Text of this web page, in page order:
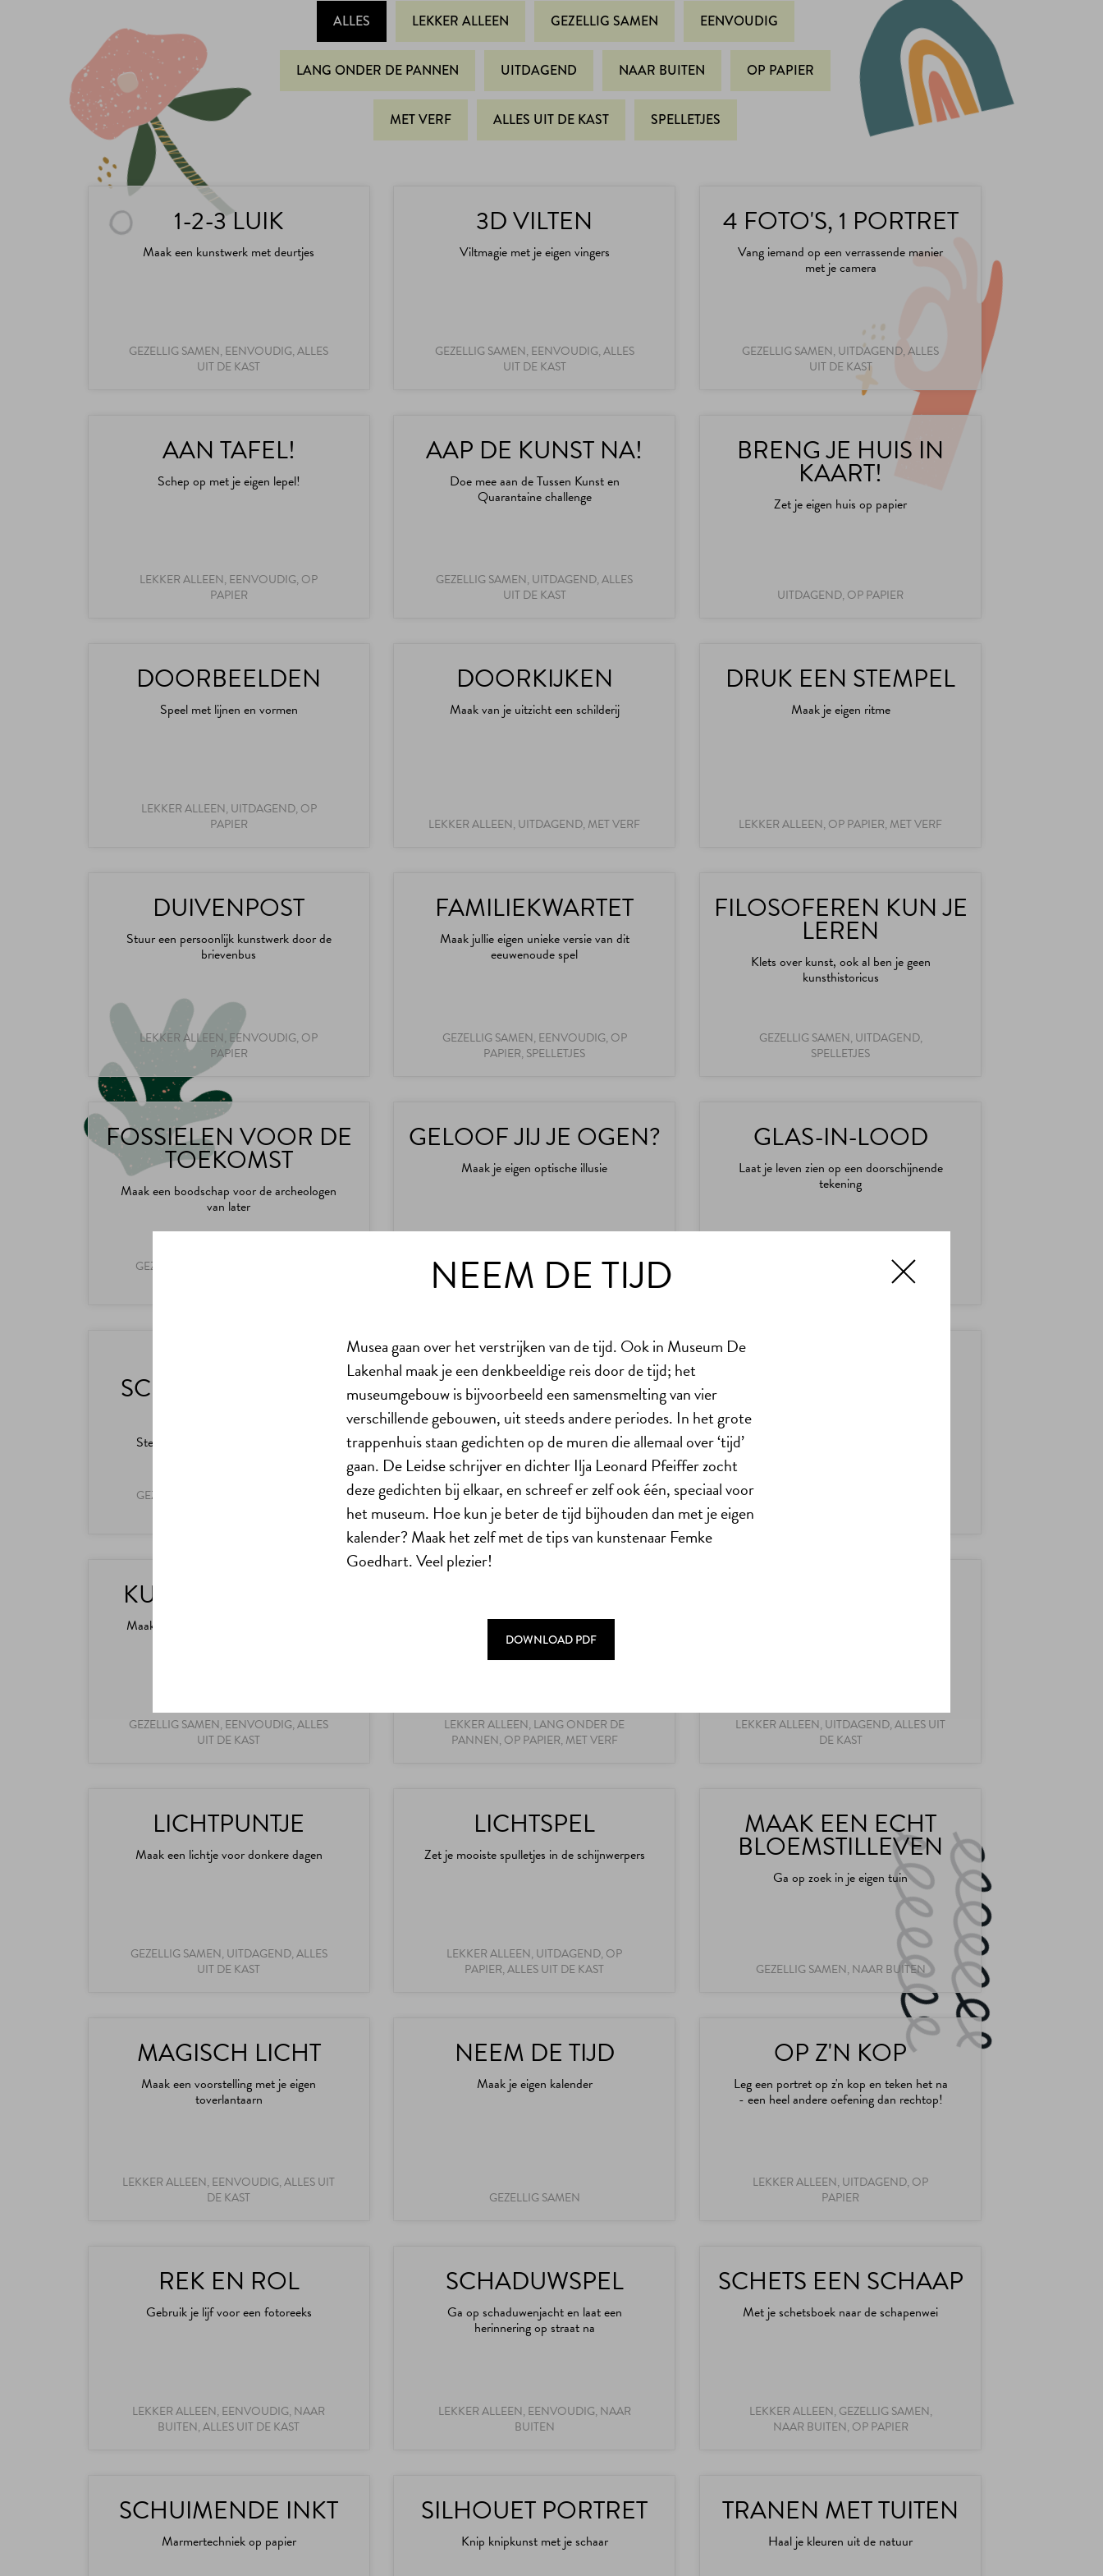
ALLES LEKKER ALLEEN GEZELLIG SAMEN EENVOUDIG
LANG ONDER DE PANNEN UITDAGEND NAAR BUITEN OP PAPIER
MET VERF ALLES UIT DE KAST SPELLETJES
1-2-3 LUIK
Maak een kunstwerk met deurtjes
GEZELLIG SAMEN, EENVOUDIG, ALLES
UIT DE KAST
3D VILTEN
Viltmagie met je eigen vingers
GEZELLIG SAMEN, EENVOUDIG, ALLES
UIT DE KAST
4 FOTO'S, 1 PORTRET
Vang iemand op een verrassende manier
met je camera
GEZELLIG SAMEN, UITDAGEND, ALLES
UIT DE KAST
AAN TAFEL!
Schep op met je eigen lepel!
LEKKER ALLEEN, EENVOUDIG, OP
PAPIER
AAP DE KUNST NA!
Doe mee aan de Tussen Kunst en
Quarantaine challenge
GEZELLIG SAMEN, UITDAGEND, ALLES
UIT DE KAST
BRENG JE HUIS IN
KAART!
Zet je eigen huis op papier
UITDAGEND, OP PAPIER
DOORBEELDEN
Speel met lijnen en vormen
LEKKER ALLEEN, UITDAGEND, OP
PAPIER
DOORKIJKEN
Maak van je uitzicht een schilderij
LEKKER ALLEEN, UITDAGEND, MET VERF
DRUK EEN STEMPEL
Maak je eigen ritme
LEKKER ALLEEN, OP PAPIER, MET VERF
DUIVENPOST
Stuur een persoonlijk kunstwerk door de
brievenbus
LEKKER ALLEEN, EENVOUDIG, OP
PAPIER
FAMILIEKWARTET
Maak jullie eigen unieke versie van dit
eeuwenoude spel
GEZELLIG SAMEN, EENVOUDIG, OP
PAPIER, SPELLETJES
FILOSOFEREN KUN JE
LEREN
Klets over kunst, ook al ben je geen
kunsthistoricus
GEZELLIG SAMEN, UITDAGEND,
SPELLETJES
FOSSIELEN VOOR DE
TOEKOMST
Maak een boodschap voor de archeologen
van later
GEZELLIG SAMEN, LANG ONDER DE
GELOOF JIJ JE OGEN?
Maak je eigen optische illusie
LEKKER ALLEEN, UITDAGEND, OP
PAPIER
GLAS-IN-LOOD
Laat je leven zien op een doorschijnende
tekening
LEKKER ALLEEN, EENVOUDIG, OP
SCHOUDERS, KNIE
Stel met deze doorgeefopdracht een
GEZELLIG SAMEN, EENVOUDIG, OP
HUTSPOT
Niet om op te eten
GEZELLIG SAMEN, UITDAGEND, OP
PAPIER, ALLES UIT DE KAST
KUNSTBOTERHAM
Maak op je bammetje een topstuk uit de
GEZELLIG SAMEN, EENVOUDIG, ALLES
UIT DE KAST
ZIEN!
Schilder een expressief zelfportret
LEKKER ALLEEN, LANG ONDER DE
PANNEN, OP PAPIER, MET VERF
LEKKER ALLEEN, UITDAGEND, ALLES UIT
DE KAST
LICHTPUNTJE
Maak een lichtje voor donkere dagen
GEZELLIG SAMEN, UITDAGEND, ALLES
UIT DE KAST
LICHTSPEL
Zet je mooiste spulletjes in de schijnwerpers
LEKKER ALLEEN, UITDAGEND, OP
PAPIER, ALLES UIT DE KAST
MAAK EEN ÉCHT
BLOEMSTILLEVEN
Ga op zoek in je eigen tuin
GEZELLIG SAMEN, NAAR BUITEN
MAGISCH LICHT
Maak een voorstelling met je eigen
toverlantaarn
LEKKER ALLEEN, EENVOUDIG, ALLES UIT
DE KAST
NEEM DE TIJD
Maak je eigen kalender
GEZELLIG SAMEN
OP Z'N KOP
Leg een portret op z'n kop en teken het na
- een heel andere oefening dan rechtop!
LEKKER ALLEEN, UITDAGEND, OP
PAPIER
REK EN ROL
Gebruik je lijf voor een fotoreeks
LEKKER ALLEEN, EENVOUDIG, NAAR
BUITEN, ALLES UIT DE KAST
SCHADUWSPEL
Ga op schaduwenjacht en laat een
herinnering op straat na
LEKKER ALLEEN, EENVOUDIG, NAAR
BUITEN
SCHETS EEN SCHAAP
Met je schetsboek naar de schapenwei
LEKKER ALLEEN, GEZELLIG SAMEN,
NAAR BUITEN, OP PAPIER
SCHUIMENDE INKT
Marmertechniek op papier
SILHOUET PORTRET
Knip knipkunst met je schaar
TRANEN MET TUITEN
Haal je kleuren uit de natuur
NEEM DE TIJD
Musea gaan over het verstrijken van de tijd. Ook in Museum De
Lakenhal maak je een denkbeeldige reis door de tijd; het
museumgebouw is bijvoorbeeld een samensmelting van vier
verschillende gebouwen, uit steeds andere periodes. In het grote
trappenhuis staan gedichten op de muren die allemaal over ‘tijd’
gaan. De Leidse schrijver en dichter Ilja Leonard Pfeiffer zocht
deze gedichten bij elkaar, en schreef er zelf ook één, speciaal voor
het museum. Hoe kun je beter de tijd bijhouden dan met je eigen
kalender? Maak het zelf met de tips van kunstenaar Femke
Goedhart. Veel plezier!
DOWNLOAD PDF